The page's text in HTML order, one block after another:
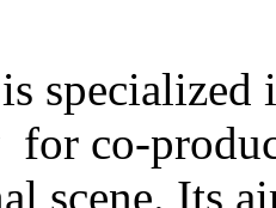
co-
scene. Its